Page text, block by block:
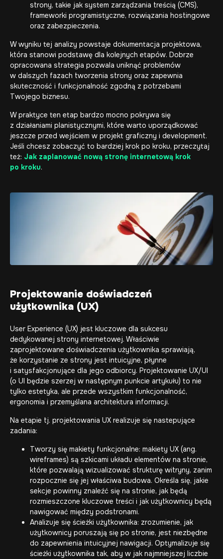
strony, takie jak system zarządzania treścią (CMS),
frameworki programistyczne, rozwiązania hostingowe
oraz zabezpieczenia.
W wyniku tej analizy powstaje dokumentacja projektowa,
która stanowi podstawę dla kolejnych etapów. Dobrze
opracowana strategia pozwala uniknąć problemów
w dalszych fazach tworzenia strony oraz zapewnia
skuteczność i funkcjonalność zgodną z potrzebami
Twojego biznesu.
W praktyce ten etap bardzo mocno pokrywa się
z działaniami planistycznymi, które warto uporządkować
jeszcze przed wejściem w projekt graficzny i development.
Jeśli chcesz zobaczyć to bardziej krok po kroku, przeczytaj
też: Jak zaplanować nową stronę internetową krok
po kroku.
Projektowanie doświadczeń
użytkownika (UX)
User Experience (UX) jest kluczowe dla sukcesu
dedykowanej strony internetowej. Właściwie
zaprojektowane doświadczenia użytkownika sprawiają,
że korzystanie ze strony jest intuicyjne, płynne
i satysfakcjonujące dla jego odbiorcy. Projektowanie UX/UI
(o UI będzie szerzej w następnym punkcie artykułu) to nie
tylko estetyka, ale przede wszystkim funkcjonalność,
ergonomia i przemyślana architektura informacji.
Na etapie tj. projektowania UX realizuje się nastepujące
zadania:
Tworzy się makiety funkcjonalne: makiety UX (ang.
wireframes) są szkicami układu elementów na stronie,
które pozwalają wizualizować strukturę witryny, zanim
rozpocznie się jej właściwa budowa. Określa się, jakie
sekcje powinny znaleźć się na stronie, jak będą
rozmieszczone kluczowe treści i jak użytkownicy będą
nawigować między podstronami.
Analizuje się ścieżki użytkownika: zrozumienie, jak
użytkownicy poruszają się po stronie, jest niezbędne
do zapewnienia intuicyjnej nawigacji. Optymalizuje się
ścieżki użytkownika tak, aby w jak najmniejszej liczbie